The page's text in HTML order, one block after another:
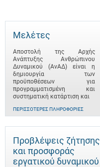
Μελέτες
Αποστολή της Αρχής
Ανάπτυξης Ανθρώπινου
Δυναμικού (ΑνΑΔ) είναι η
δημιουργία των
προϋποθέσεων για
προγραμματισμένη και
συστηματική κατάρτιση και
ΠΕΡΙΣΣΌΤΕΡΕΣ ΠΛΗΡΟΦΟΡΊΕΣ
Προβλέψεις ζήτησης
και προσφοράς
εργατικού δυναμικού